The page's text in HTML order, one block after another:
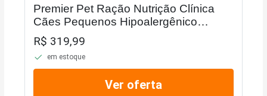
Premier Pet Ração Nutrição Clínica
Cães Pequenos Hipoalergênico
Cordeiro 10,1kg
R$ 319,99
em estoque
Ver oferta